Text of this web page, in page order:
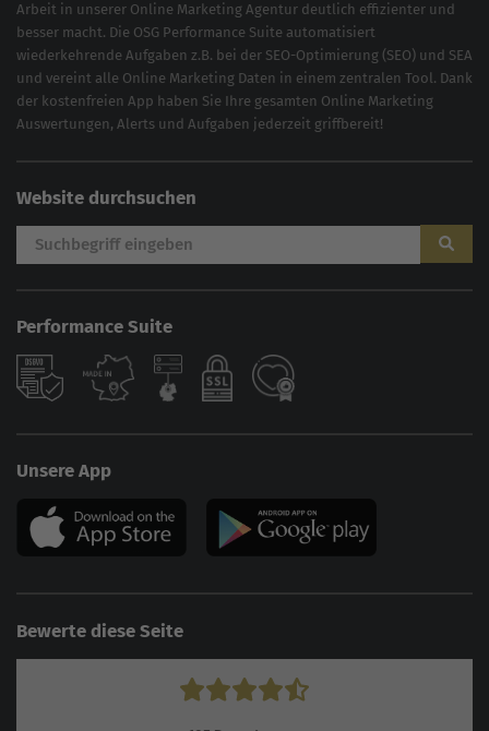
Arbeit in unserer Online Marketing Agentur deutlich effizienter und
besser macht. Die OSG Performance Suite automatisiert
wiederkehrende Aufgaben z.B. bei der SEO-Optimierung (SEO) und SEA
und vereint alle Online Marketing Daten in einem zentralen Tool. Dank
der kostenfreien App haben Sie Ihre gesamten Online Marketing
Auswertungen, Alerts und Aufgaben jederzeit griffbereit!
Website durchsuchen
Performance Suite
Unsere App
Bewerte diese Seite